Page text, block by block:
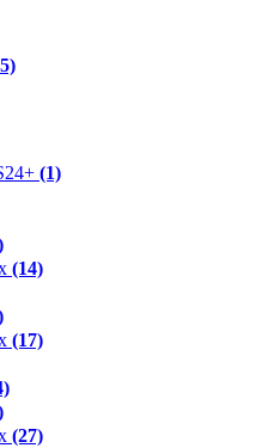
(1)
(14)
(17)
(27)